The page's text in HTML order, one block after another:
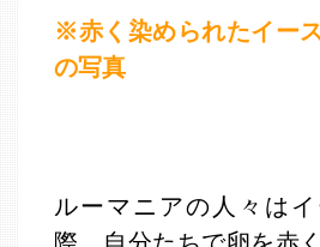
※赤く染められたイー
の写真
ルーマニアの人々は